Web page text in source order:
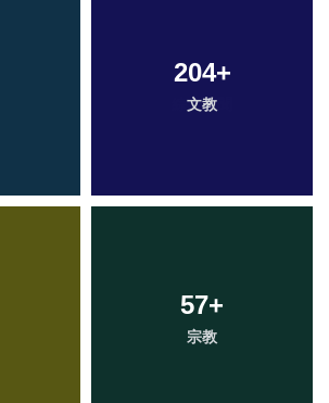
204+
文教
57+
宗教